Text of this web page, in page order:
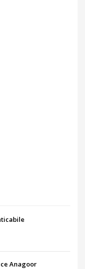
Anagoor